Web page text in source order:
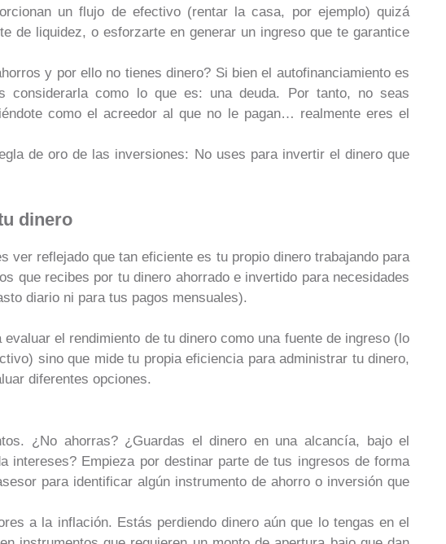
un flujo de efectivo (rentar la casa, por ejemplo) quizá
de liquidez, o esforzarte en generar un ingreso que te garantice
y por ello no tienes dinero? Si bien el autofinanciamiento es
considerarla como lo que es: una deuda. Por tanto, no seas
como el acreedor al que no le pagan… realmente eres el
de oro de las inversiones: No uses para invertir el dinero que
dinero
ver reflejado que tan eficiente es tu propio dinero trabajando para
que recibes por tu dinero ahorrado e invertido para necesidades
diario ni para tus pagos mensuales).
el rendimiento de tu dinero como una fuente de ingreso (lo
sino que mide tu propia eficiencia para administrar tu dinero,
diferentes opciones.
¿No ahorras? ¿Guardas el dinero en una alcancía, bajo el
intereses? Empieza por destinar parte de tus ingresos de forma
para identificar algún instrumento de ahorro o inversión que
a la inflación. Estás perdiendo dinero aún que lo tengas en el